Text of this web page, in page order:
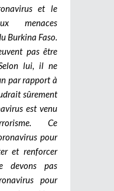
et le
menaces
Burkina Faso.
pas être
lui, il ne
par rapport à
sûrement
est venu
Ce
pour
et renforcer
devons pas
pour